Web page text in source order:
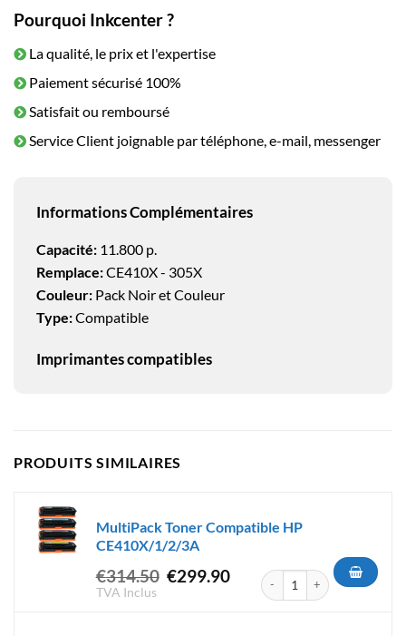
Pourquoi Inkcenter ?
La qualité, le prix et l'expertise
Paiement sécurisé 100%
Satisfait ou remboursé
Service Client joignable par téléphone, e-mail, messenger
Informations Complémentaires
Capacité: 11.800 p.
Remplace:CE410X - 305X
Couleur: Pack Noir et Couleur
Type:Compatible
Imprimantes compatibles
PRODUITS SIMILAIRES
MultiPack Toner Compatible HP
CE410X/1/2/3A
€314.50 Le
€299.90Le
TVA Inclus
quantité de MultiPack Toner